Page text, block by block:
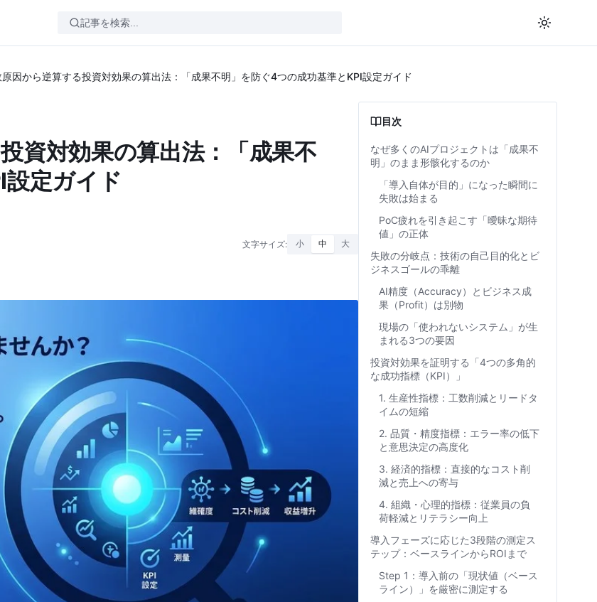
因から逆算する投資対効果の算出法：「成果不明」を防ぐ4つの成功基準とKPI設定ガイド
資対効果の算出法：「成果不
定ガイド
文字サイズ: 小 中 大
目次
なぜ多くのAIプロジェクトは「成果不
明」のまま形骸化するのか
「導入自体が目的」になった瞬間に
失敗は始まる
PoC疲れを引き起こす「曖昧な期待
値」の正体
失敗の分岐点：技術の自己目的化とビ
ジネスゴールの乖離
AI精度（Accuracy）とビジネス成
果（Profit）は別物
現場の「使われないシステム」が生
まれる3つの要因
投資対効果を証明する「4つの多角的
な成功指標（KPI）」
1. 生産性指標：工数削減とリードタ
イムの短縮
2. 品質・精度指標：エラー率の低下
と意思決定の高度化
3. 経済的指標：直接的なコスト削
減と売上への寄与
4. 組織・心理的指標：従業員の負
荷軽減とリテラシー向上
導入フェーズに応じた3段階の測定ス
テップ：ベースラインからROIまで
Step 1：導入前の「現状値（ベース
ライン）」を厳密に測定する